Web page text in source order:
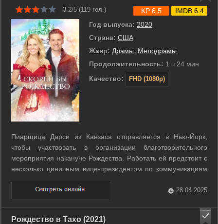
3.2/5 (119 гол.)
Год выпуска: 2020
Страна: США
Жанр: Драмы
Мелодрамы
Продолжительность: 1 ч 24 мин
Качество:
FHD (1080p)
KP 6.5 IMDB 6.4
Пиарщица Дарси из Канзаса отправляется в Нью-Йорк,
чтобы участвовать в организации благотворительного
мероприятия накануне Рождества. Работать ей предстоит с
несколько циничным вице-президентом по коммуникациям
Гленном. ...
28.04.2025
Рождество в Тахо (2021)